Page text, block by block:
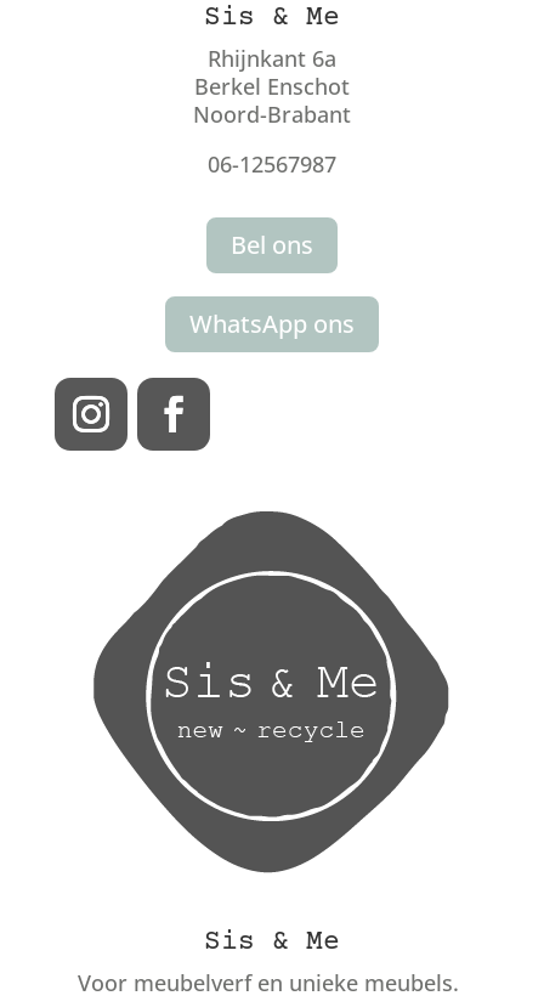
Sis & Me
Rhijnkant 6a
Berkel Enschot
Noord-Brabant
06-12567987
Bel ons
WhatsApp ons
Sis & Me
Voor meubelverf en unieke meubels.